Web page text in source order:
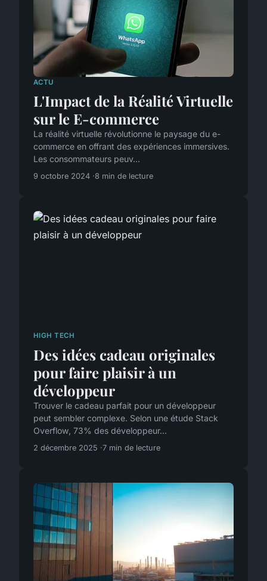
ACTU
L'Impact de la Réalité Virtuelle
sur le E-commerce
La réalité virtuelle révolutionne le paysage du e-
commerce en offrant des expériences immersives.
Les consommateurs peuv...
9 octobre 2024 8 min de lecture
HIGH TECH
Des idées cadeau originales
pour faire plaisir à un
développeur
Trouver le cadeau parfait pour un développeur
peut sembler complexe. Selon une étude Stack
Overflow, 73% des développeur...
2 décembre 2025 7 min de lecture